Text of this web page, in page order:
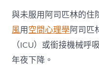
與未服用阿司匹林的住
風用空間心理學阿司匹
（ICU）或銜接機械呼
年夜下降。